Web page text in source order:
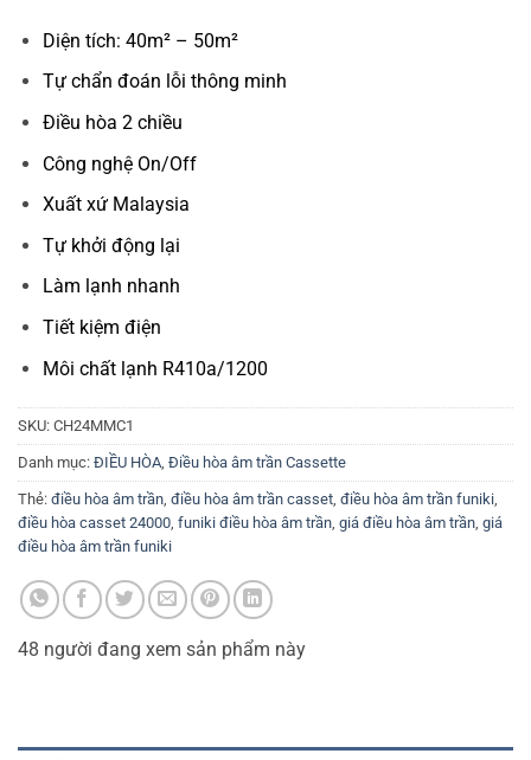
Diện tích: 40m² – 50m²
Tự chẩn đoán lỗi thông minh
Điều hòa 2 chiều
Công nghệ On/Off
Xuất xứ Malaysia
Tự khởi động lại
Làm lạnh nhanh
Tiết kiệm điện
Môi chất lạnh R410a/1200
SKU: CH24MMC1
Danh mục: ĐIỀU HÒA, Điều hòa âm trần Cassette
Thẻ: điều hòa âm trần, điều hòa âm trần casset, điều hòa âm trần funiki,
điều hòa casset 24000, funiki điều hòa âm trần, giá điều hòa âm trần, giá
điều hòa âm trần funiki
48 người đang xem sản phẩm này